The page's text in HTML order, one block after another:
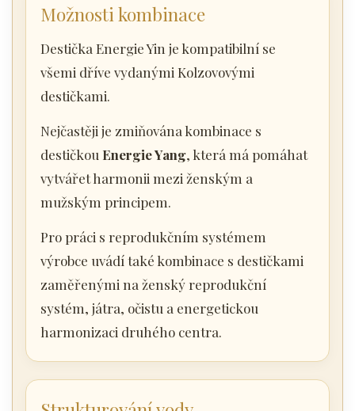
Možnosti kombinace
Destička Energie Yin je kompatibilní se
všemi dříve vydanými Kolzovovými
destičkami.
Nejčastěji je zmiňována kombinace s
destičkou Energie Yang, která má pomáhat
vytvářet harmonii mezi ženským a
mužským principem.
Pro práci s reprodukčním systémem
výrobce uvádí také kombinace s destičkami
zaměřenými na ženský reprodukční
systém, játra, očistu a energetickou
harmonizaci druhého centra.